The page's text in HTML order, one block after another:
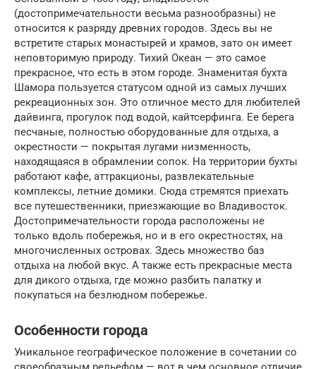
(достопримечательности весьма разнообразны) не
относится к разряду древних городов. Здесь вы не
встретите старых монастырей и храмов, зато он имеет
неповторимую природу. Тихий Океан — это самое
прекрасное, что есть в этом городе. Знаменитая бухта
Шамора пользуется статусом одной из самых лучших
рекреационных зон. Это отличное место для любителей
дайвинга, прогулок под водой, кайтсерфинга. Ее берега
песчаные, полностью оборудованные для отдыха, а
окрестности — покрытая лугами низменность,
находящаяся в обрамлении сопок. На территории бухты
работают кафе, аттракционы, развлекательные
комплексы, летние домики. Сюда стремятся приехать
все путешественники, приезжающие во Владивосток.
Достопримечательности города расположены не
только вдоль побережья, но и в его окрестностях, на
многочисленных островах. Здесь множество баз
отдыха на любой вкус. А также есть прекрасные места
для дикого отдыха, где можно разбить палатку и
покупаться на безлюдном побережье.
Особенности города
Уникальное географическое положение в сочетании со